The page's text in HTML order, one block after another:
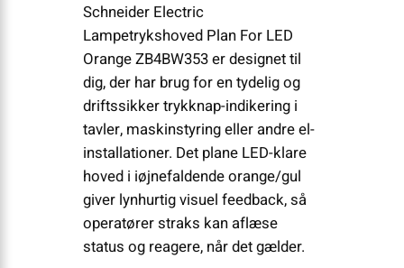
Schneider Electric
Lampetrykshoved Plan For LED
Orange ZB4BW353 er designet til
dig, der har brug for en tydelig og
driftssikker trykknap-indikering i
tavler, maskinstyring eller andre el-
installationer. Det plane LED-klare
hoved i iøjnefaldende orange/gul
giver lynhurtig visuel feedback, så
operatører straks kan aflæse
status og reagere, når det gælder.